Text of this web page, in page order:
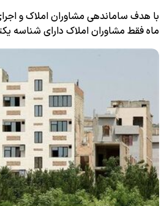
ماه فقط مشاوران املاک دارای شناسه